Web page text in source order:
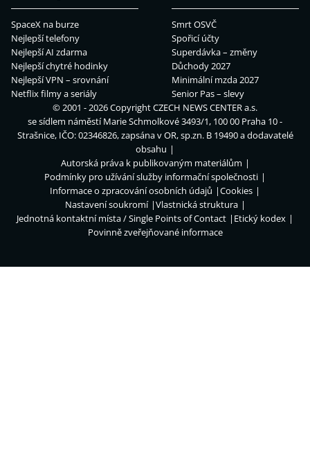
SpaceX na burze
Nejlepší telefony
Nejlepší AI zdarma
Nejlepší chytré hodinky
Nejlepší VPN – srovnání
Netflix filmy a seriály
Smrt OSVČ
Spořicí účty
Superdávka – změny
Důchody 2027
Minimální mzda 2027
Senior Pas – slevy
© 2001 - 2026 CopyrightCZECH NEWS CENTER a.s.
se sídlem náměstí Marie Schmolkové 3493/1, 100 00 Praha 10 -
Strašnice, IČO: 02346826, zapsána v OR, sp.zn. B 19490 a dodavatelé
obsahu
Autorská práva k publikovaným materiálům
Podmínky pro užívání služby informační společnosti
Informace o zpracování osobních údajů
Cookies
Nastavení soukromí
Vlastnická struktura
Jednotná kontaktní místa / Single Points of Contact
Etický kodex
Povinně zveřejňované informace